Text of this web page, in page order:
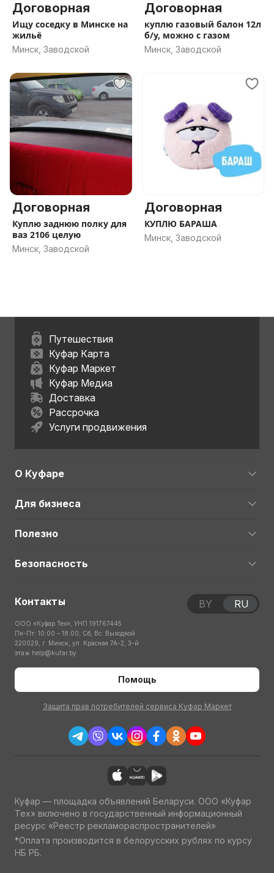
Договорная
Ищу соседку в Минске на
жильё
Минск, Заводской
Договорная
куплю газовый балон 12л
б/у, можно с газом
Минск, Заводской
Договорная
Куплю заднюю полку для
ваз 2106 целую
Минск, Заводской
Договорная
КУПЛЮ БАРАША
Минск, Заводской
Путешествия
Куфар Карта
Куфар Маркет
Куфар Медиа
Доставка
Рассрочка
Услуги продвижения
О Куфаре
Для бизнеса
Полезно
Безопасность
Контакты
ООО «Куфар Тех», УНП 191767445
Пн-Пт: 10:00 – 18:00; Сб, Вс: Выходной
220029, г. Минск, ул. Красная 7А-2, 3-й
этаж help@kufar.by
Помощь
Защита прав потребителей сервиса Куфар Маркет
BY RU
Куфар — площадка объявлений Беларуси. ООО «Куфар
Тех» включено в государственный информационный
ресурс «Реестр рекламораспространителей»
*Оплата производится в белорусских рублях по курсу
НБ РБ.